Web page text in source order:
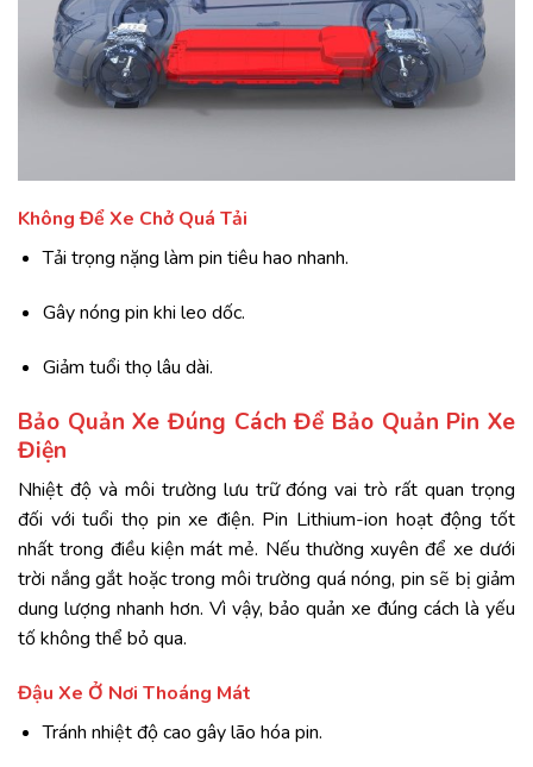
Không Để Xe Chở Quá Tải
Tải trọng nặng làm pin tiêu hao nhanh.
Gây nóng pin khi leo dốc.
Giảm tuổi thọ lâu dài.
Bảo Quản Xe Đúng Cách Để Bảo Quản Pin Xe
Điện
Nhiệt độ và môi trường lưu trữ đóng vai trò rất quan trọng
đối với tuổi thọ pin xe điện. Pin Lithium-ion hoạt động tốt
nhất trong điều kiện mát mẻ. Nếu thường xuyên để xe dưới
trời nắng gắt hoặc trong môi trường quá nóng, pin sẽ bị giảm
dung lượng nhanh hơn. Vì vậy, bảo quản xe đúng cách là yếu
tố không thể bỏ qua.
Đậu Xe Ở Nơi Thoáng Mát
Tránh nhiệt độ cao gây lão hóa pin.